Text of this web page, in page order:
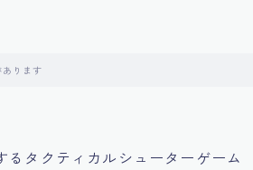
ります
タクティカルシューターゲーム